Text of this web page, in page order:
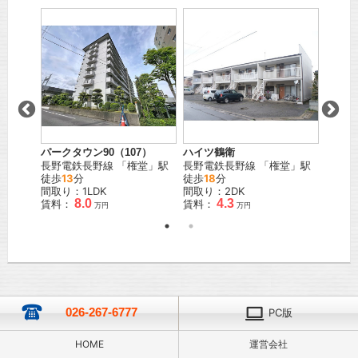
パークタウン90（107）
長野電鉄長野線 「権堂 」駅
徒歩13分
間取り：1LDK
賃料： 8.0 万円
ハイツ鶴衛
長野電鉄長野線 「権堂 」駅
徒歩18分
間取り：2DK
賃料： 4.3 万円
026-267-6777 PC版
HOME 運営会社